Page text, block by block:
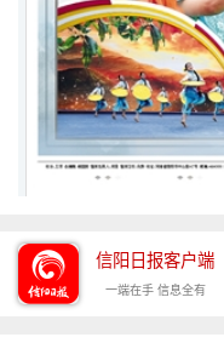
信阳日报客户端
一端在手 信息全有